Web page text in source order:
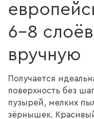
6–8
вручную
Получается
поверхность без
пузырей, мелких
зёрнышек.